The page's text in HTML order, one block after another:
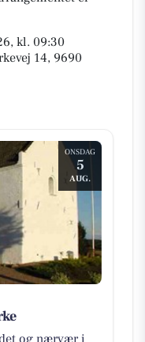
kl. 09:30
14, 9690
ONSDAG
5
AUG.
og nærvær i